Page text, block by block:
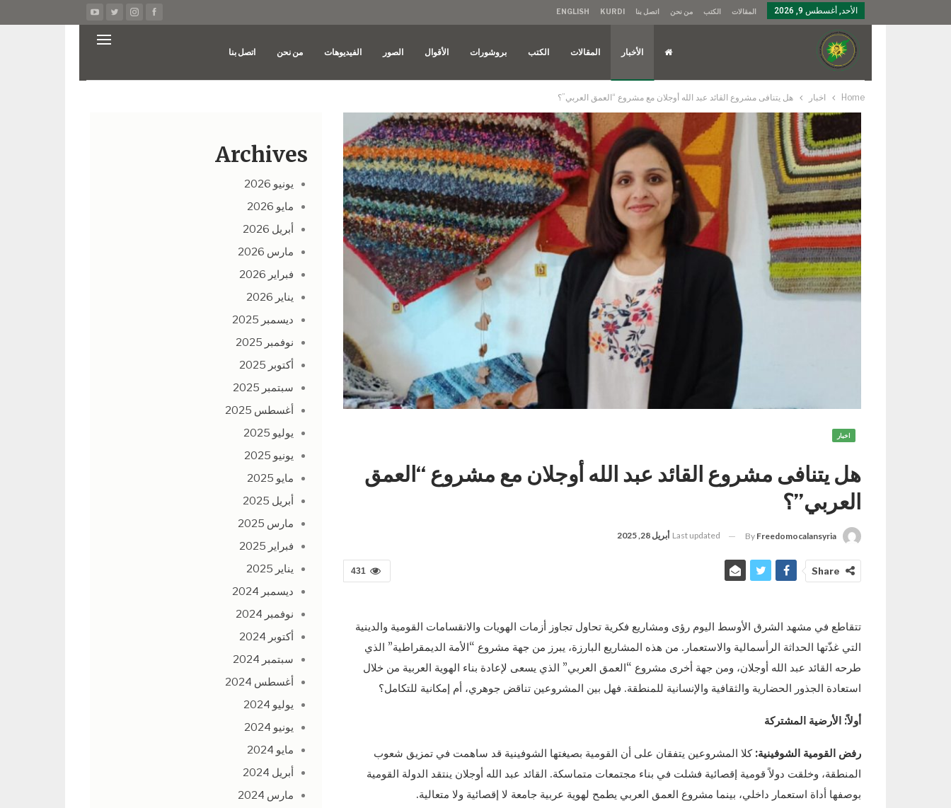
الأحد, أغسطس 9, 2026 المقالات الكتب من نحن اتصل بنا KURDI
ENGLISH
الأخبار المقالات الكتب بروشورات الأقوال الصور الفيديوهات من نحن اتصل بنا
Home اخبار هل يتنافى مشروع القائد عبد الله أوجلان مع مشروع “العمق العربي”؟
اخبار
هل يتنافى مشروع القائد عبد الله أوجلان مع مشروع “العمق
العربي”؟
By Freedomocalansyria
Last updated أبريل 28, 2025
431 Share
تتقاطع في مشهد الشرق الأوسط اليوم رؤى ومشاريع فكرية تحاول تجاوز أزمات الهويات والانقسامات القومية والدينية
التي غذّتها الحداثة الرأسمالية والاستعمار. من هذه المشاريع البارزة، يبرز من جهة مشروع “الأمة الديمقراطية” الذي
طرحه القائد عبد الله أوجلان، ومن جهة أخرى مشروع “العمق العربي” الذي يسعى لإعادة بناء الهوية العربية من خلال
استعادة الجذور الحضارية والثقافية والإنسانية للمنطقة. فهل بين المشروعين تناقض جوهري، أم إمكانية للتكامل؟
أولاً: الأرضية المشتركة
رفض القومية الشوفينية: كلا المشروعين يتفقان على أن القومية بصيغتها الشوفينية قد ساهمت في تمزيق شعوب
المنطقة، وخلقت دولاً قومية إقصائية فشلت في بناء مجتمعات متماسكة. القائد عبد الله أوجلان ينتقد الدولة القومية
بوصفها أداة استعمار داخلي، بينما مشروع العمق العربي يطمح لهوية عربية جامعة لا إقصائية ولا متعالية.
Archives
يونيو 2026
مايو 2026
أبريل 2026
مارس 2026
فبراير 2026
يناير 2026
ديسمبر 2025
نوفمبر 2025
أكتوبر 2025
سبتمبر 2025
أغسطس 2025
يوليو 2025
يونيو 2025
مايو 2025
أبريل 2025
مارس 2025
فبراير 2025
يناير 2025
ديسمبر 2024
نوفمبر 2024
أكتوبر 2024
سبتمبر 2024
أغسطس 2024
يوليو 2024
يونيو 2024
مايو 2024
أبريل 2024
مارس 2024